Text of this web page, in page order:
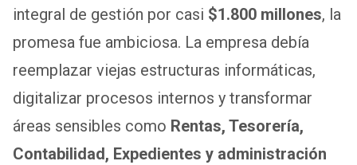
integral de gestión por casi $1.800 millones, la
promesa fue ambiciosa. La empresa debía
reemplazar viejas estructuras informáticas,
digitalizar procesos internos y transformar
áreas sensibles como Rentas, Tesorería,
Contabilidad, Expedientes y administración